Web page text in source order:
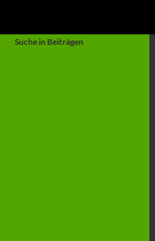
Suche in Beiträgen